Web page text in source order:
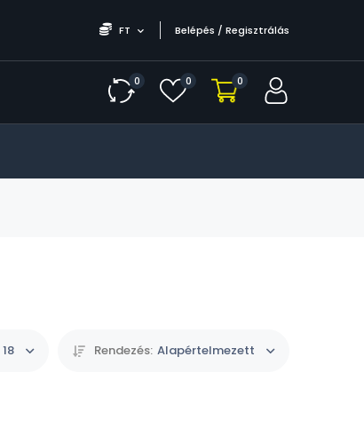
FT Belépés / Regisztrálás
0 0 0
18 Rendezés: Alapértelmezett